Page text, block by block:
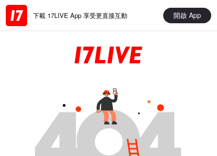
下載 17LIVE App 享受更直接互動 開啟 App